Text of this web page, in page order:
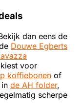
dan eens de
Douwe Egberts
voor
koffiebonen of
de AH folder,
scherpe